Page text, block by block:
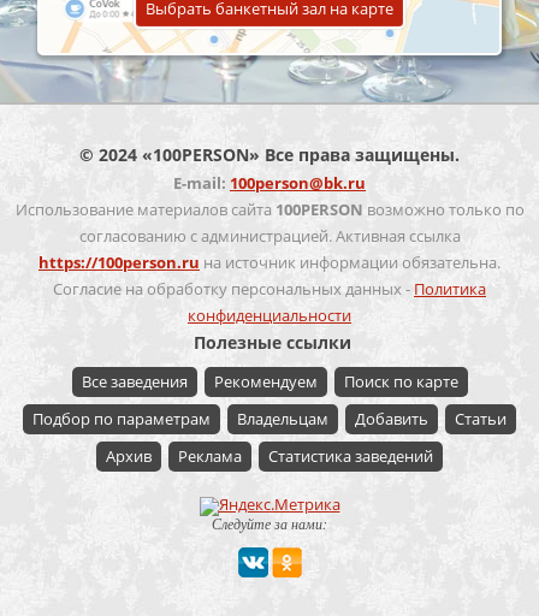
Выбрать банкетный зал на карте
© 2024 «100PERSON» Все права защищены.
E-mail: 100person@bk.ru
Использование материалов сайта 100PERSON возможно только по
согласованию с администрацией. Активная ссылка
https://100person.ru на источник информации обязательна.
Согласие на обработку персональных данных - Политика
конфиденциальности
Полезные ссылки
Все заведения Рекомендуем
Поиск по карте
Подбор по параметрам
Владельцам Добавить
Статьи
Архив
Реклама Статистика заведений
Следуйте за нами: